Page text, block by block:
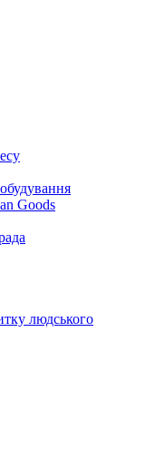
Goods
людського